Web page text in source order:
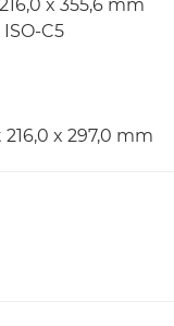
x 355,6 mm
C5
x 297,0 mm